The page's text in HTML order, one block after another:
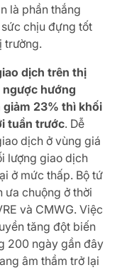
là phần thắng
chịu đựng tốt
trường.
dịch trên thị
hướng
23% thì khối
tuần trước. Dễ
dịch ở vùng giá
lượng giao dịch
ở mức thấp. Bộ tứ
ưa chuộng ở thời
và CMWG. Việc
tăng đột biến
200 ngày gần đây
âm thầm trở lại